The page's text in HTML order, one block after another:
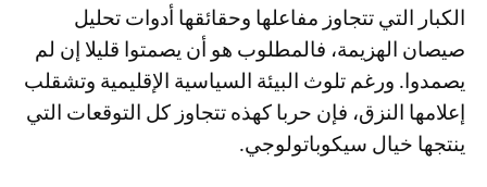
الكبار التي تتجاوز مفاعلها وحقائقها أدوات تحليل
صيصان الهزيمة، فالمطلوب هو أن يصمتوا قليلا إن لم
يصمدوا. ورغم تلوث البيئة السياسية الإقليمية وتشقلب
إعلامها النزق، فإن حربا كهذه تتجاوز كل التوقعات التي
ينتجها خيال سيكوباتولوجي.